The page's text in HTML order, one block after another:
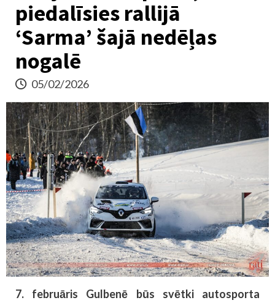
piedalīsies rallijā
‘Sarma’ šajā nedēļas
nogalē
05/02/2026
7. februāris Gulbenē būs svētki autosporta